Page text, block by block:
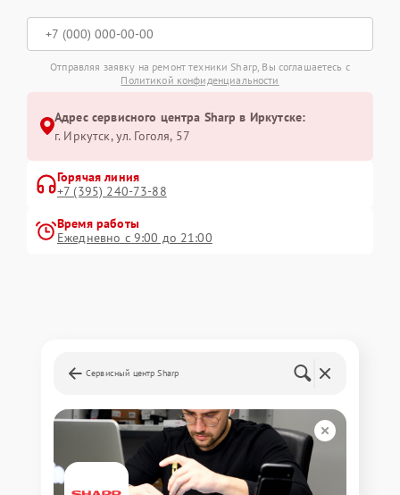
Отправляя заявку на ремонт техники Sharp, Вы соглашаетесь с
Политикой конфиденциальности
Адрес сервисного центра Sharp в Иркутске:
г. Иркутск, ул. ​Гоголя, 57
Горячая линия
+7 (395) 240-73-88
Время работы
Ежедневно с 9:00 до 21:00
Сервисный центр Sharp